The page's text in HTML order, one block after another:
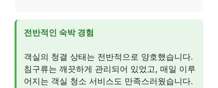
전반적인 숙박 경험
객실의 청결 상태는 전반적으로 양호했습니다.
침구류는 깨끗하게 관리되어 있었고, 매일 이루
어지는 객실 청소 서비스도 만족스러웠습니다.